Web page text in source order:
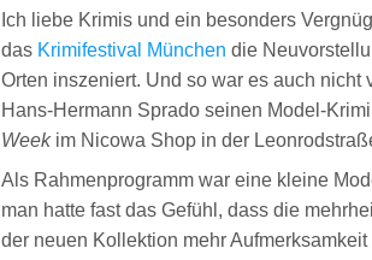
Ich liebe Krimis und ein besonders
das Krimifestival München die
Orten inszeniert. Und so war es auch nicht
Hans-Hermann Sprado seinen Model-
Week im Nicowa Shop in der
Als Rahmenprogramm war eine kleine
man hatte fast das Gefühl, dass die
der neuen Kollektion mehr